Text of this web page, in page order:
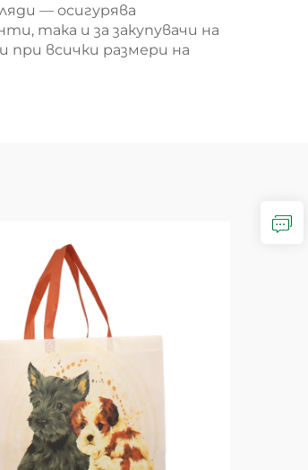
— осигурява
така и за закупувачи на
всички размери на